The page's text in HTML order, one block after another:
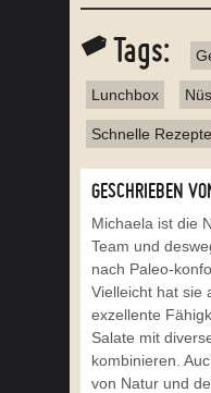
Tags:
Lunchbox
Schnelle Rezepte
GESCHRIEBEN
Michaela ist die
Team und
nach Paleo-
Vielleicht hat sie
exzellente
Salate mit
kombinieren.
von Natur und